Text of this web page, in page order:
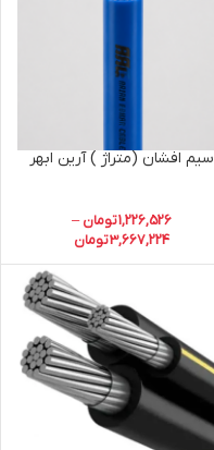
سیم افشان (متراژ ) آرین ابهر
1,226,526تومان –
3,667,224تومان